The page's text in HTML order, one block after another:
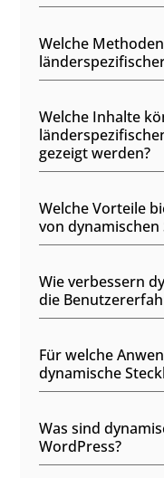
Welche
Welche Inhalte
gezeigt werden?
Welche Vorteile
von dynamischen
Wie verbessern
die
Für welche
dynamische
Was sind
WordPress?